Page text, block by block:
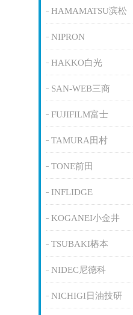
HAMAMATSU滨松
NIPRON
HAKKO白光
SAN-WEB三商
FUJIFILM富士
TAMURA田村
TONE前田
INFLIDGE
KOGANEI小金井
TSUBAKI椿本
NIDEC尼德科
NICHIGI日油技研